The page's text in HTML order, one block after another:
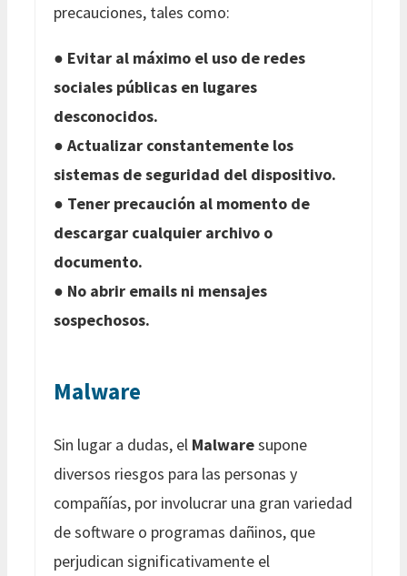
precauciones, tales como:
● Evitar al máximo el uso de redes
sociales públicas en lugares
desconocidos.
● Actualizar constantemente los
sistemas de seguridad del dispositivo.
● Tener precaución al momento de
descargar cualquier archivo o
documento.
● No abrir emails ni mensajes
sospechosos.
Malware
Sin lugar a dudas, el Malwaresupone
diversos riesgos para las personas y
compañías, por involucrar una gran variedad
de software o programas dañinos, que
perjudican significativamente el